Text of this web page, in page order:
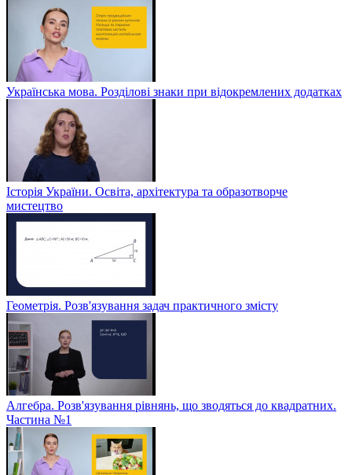
Українська мова. Розділові знаки при відокремлених додатках
Історія України. Освіта, архітектура та образотворче
мистецтво
Геометрія. Розв'язування задач практичного змісту
Алгебра. Розв'язування рівнянь, що зводяться до квадратних.
Частина №1